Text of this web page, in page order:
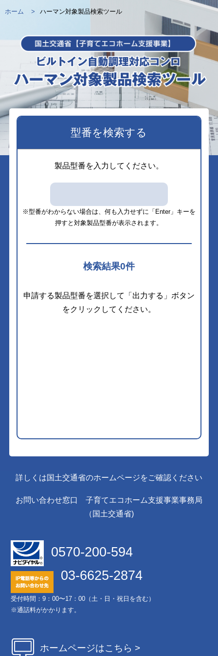
ホーム ハーマン対象製品検索ツール
型番を検索する
製品型番を入力してください。
※型番がわからない場合は、何も入力せずに「Enter」キーを
押すと対象製品型番が表示されます。
検索結果0件
申請する製品型番を選択して「出力する」ボタン
をクリックしてください。
詳しくは国土交通省のホームページをご確認ください
お問い合わせ窓口 子育てエコホーム支援事業事務局
（国土交通省)
0570-200-594
03-6625-2874
受付時間：9：00〜17：00（土・日・祝日を含む）
※通話料がかかります。
ホームページはこちら >